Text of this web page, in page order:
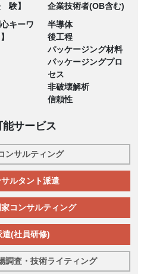
験】
企業技術者(OB含む)
心キーワ
半導体
後工程
パッケージング材料
パッケージングプロ
セス
非破壊解析
信頼性
能サービス
ンサルティング
ルタント派遣
コンサルティング
遣(社員研修)
調査・技術ライティング